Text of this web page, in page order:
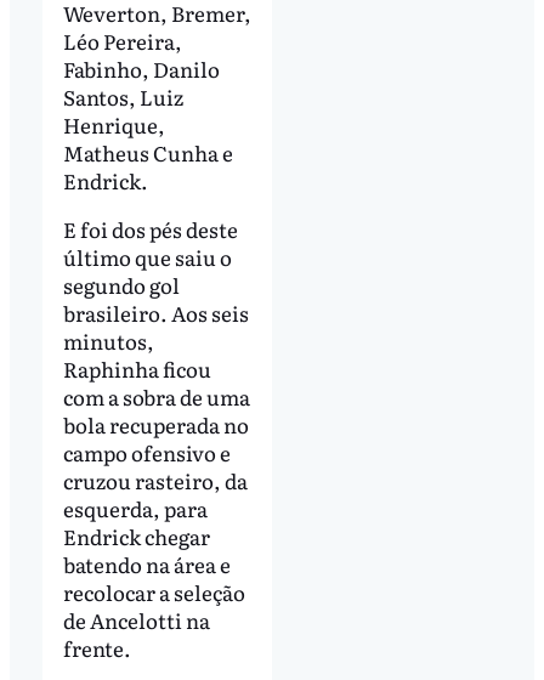
Weverton, Bremer,
Léo Pereira,
Fabinho, Danilo
Santos, Luiz
Henrique,
Matheus Cunha e
Endrick.
E foi dos pés deste
último que saiu o
segundo gol
brasileiro. Aos seis
minutos,
Raphinha ficou
com a sobra de uma
bola recuperada no
campo ofensivo e
cruzou rasteiro, da
esquerda, para
Endrick chegar
batendo na área e
recolocar a seleção
de Ancelotti na
frente.